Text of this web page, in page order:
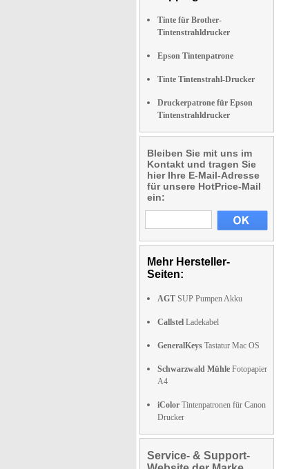
Tinte für Brother-
Tintenstrahldrucker
Epson Tintenpatrone
Tinte Tintenstrahl-Drucker
Druckerpatrone für Epson
Tintenstrahldrucker
Bleiben Sie mit uns im
Kontakt und tragen Sie
hier Ihre E-Mail-Adresse
für unsere HotPrice-Mail
ein:
Mehr Hersteller-
Seiten:
AGT SUP Pumpen Akku
Callstel Ladekabel
GeneralKeys Tastatur Mac OS
Schwarzwald Mühle Fotopapier
A4
iColor Tintenpatronen für Canon
Drucker
Service- & Support-